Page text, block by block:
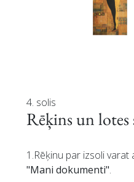
4. solis
Rēķins un lotes
1.Rēķinu par izsoli
"Mani dokumenti".